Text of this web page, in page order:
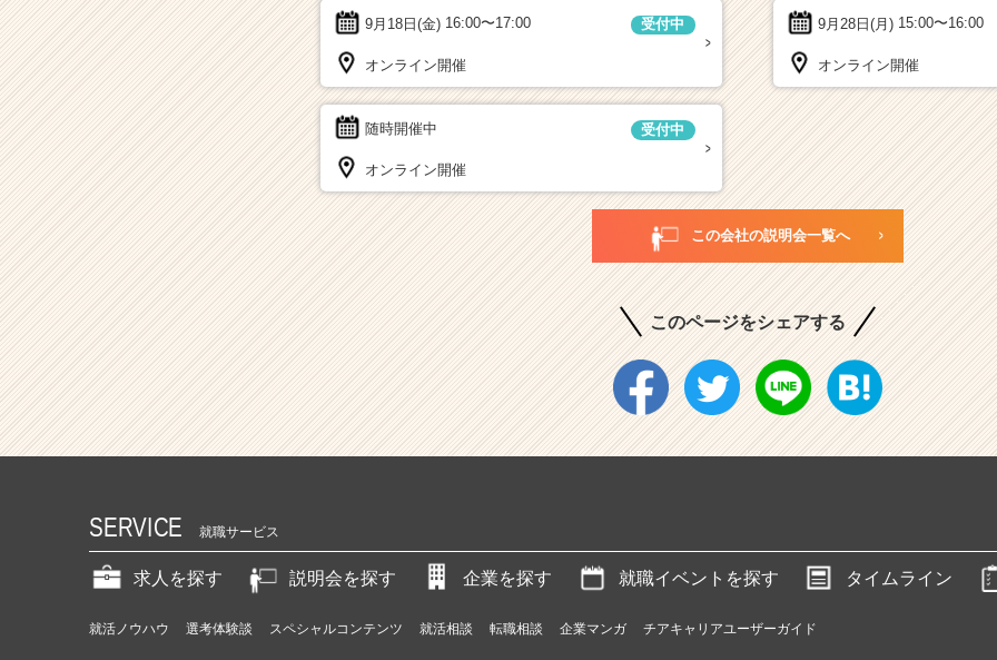
9月18日(金) 16:00〜17:00 受付中
オンライン開催
9月28日(月) 15:00〜16:00
オンライン開催
随時開催中 受付中
オンライン開催
この会社の説明会一覧へ
このページをシェアする
SERVICE 就職サービス
求人を探す 説明会を探す 企業を探す 就職イベントを探す タイムライン
就活ノウハウ 選考体験談 スペシャルコンテンツ 就活相談 転職相談 企業マンガ チアキャリアユーザーガイド